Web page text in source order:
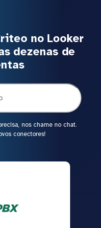
no Looker
dezenas de
nos chame no chat.
conectores!